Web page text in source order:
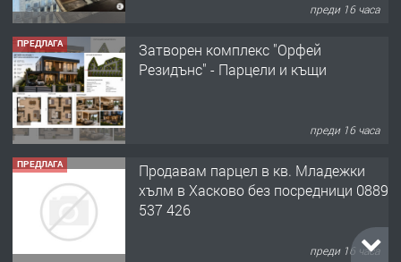
преди 16 часа
ПРЕДЛАГА
Затворен комплекс "Орфей
Резидънс" - Парцели и къщи
преди 16 часа
ПРЕДЛАГА
Продавам парцел в кв. Младежки
хълм в Хасково без посредници 0889
537 426
преди 16 часа